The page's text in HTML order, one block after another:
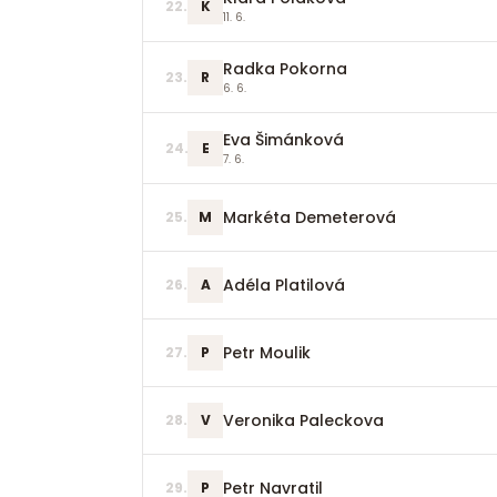
22. K
11. 6.
23. R Radka Pokorna
6. 6.
24. E Eva Šimánková
7. 6.
25. M Markéta Demeterová
26. A Adéla Platilová
27. P Petr Moulik
28. V Veronika Paleckova
29. P Petr Navratil